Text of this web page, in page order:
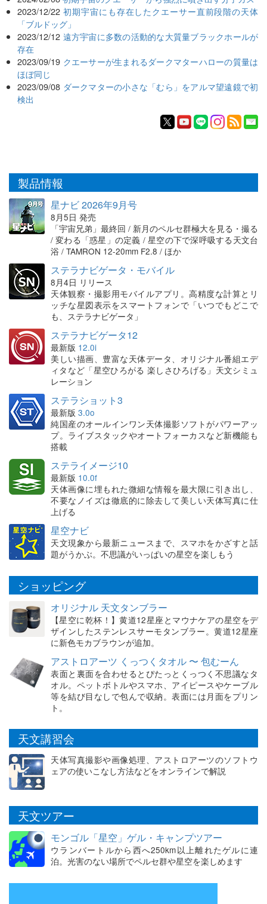
2023/12/22 初期宇宙にも存在したクエーサー直前段階の天体
「ブルドッグ」
2023/12/12 遠方宇宙に多数の活動的な大質量ブラックホールが
存在
2023/09/19 クエーサーが生まれるダークマターハローの質量は
ほぼ同じ
2023/09/08 ダークマターの小さな「むら」をアルマ望遠鏡で初
検出
製品情報
星ナビ 2026年9月号
8月5日 発売
「宇宙兄弟」最終回 / 新月のペルセ群極大を見る・撮る
/ 変わる「惑星」の定義 / 星空の下で深呼吸する天文台
浴 / TAMRON 12-20mm F2.8 / ほか
ステラナビゲータ・モバイル
8月4日 リリース
天体観察・撮影用モバイルアプリ。高精度な計算とリ
ッチな星図表示をスマートフォンで「いつでもどこで
も、ステラナビゲータ」
ステラナビゲータ12
最新版 12.0i
美しい描画、豊富な天体データ、オリジナル番組エデ
ィタなど「星空ひろがる 楽しさひろげる」天文シミュ
レーション
ステラショット3
最新版 3.0o
純国産のオールインワン天体撮影ソフトがパワーアッ
プ。ライブスタックやオートフォーカスなど新機能も
搭載
ステライメージ10
最新版 10.0f
天体画像に埋もれた微細な情報を最大限に引き出し、
不要なノイズは徹底的に除去して美しい天体写真に仕
上げる
星空ナビ
天文現象から最新ニュースまで、スマホをかざすと話
題がうかぶ。不思議がいっぱいの星空を楽しもう
ショッピング
オリジナル 天文タンブラー
【星空に乾杯！】黄道12星座とマウナケアの星空をデ
ザインしたステンレスサーモタンブラー。黄道12星座
に新色モカブラウンが追加。
アストロアーツ くっつくタオル 〜 包むーん
表面と裏面を合わせるとぴたっとくっつく不思議なタ
オル。ペットボトルやスマホ、アイピースやケーブル
等を結び目なしで包んで収納。表面には月面をプリン
ト。
天文講習会
天体写真撮影や画像処理、アストロアーツのソフトウ
ェアの使いこなし方法などをオンラインで解説
天文ツアー
モンゴル「星空」ゲル・キャンプツアー
ウランバートルから西へ250km以上離れたゲルに連
泊。光害のない場所でペルセ群や星空を楽しめます